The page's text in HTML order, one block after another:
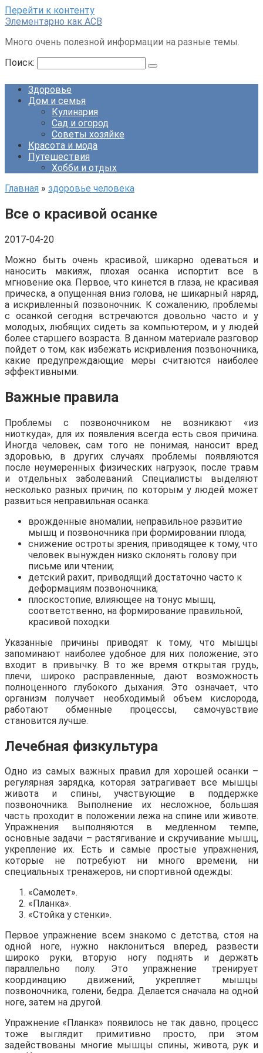
Перейти к контенту
Элементарно как ACB
Много очень полезной информации на разные темы.
Поиск:
Здоровье
Дом и семья
Кулинария
Сад и огород
Советы хозяйке
Красота и мода
Путешествия
Хобби и отдых
Главная » здоровье человека
Все о красивой осанке
2017-04-20
Можно быть очень красивой, шикарно одеваться и
наносить макияж, плохая осанка испортит все в
мгновение ока. Первое, что кинется в глаза, не красивая
прическа, а опущенная вниз голова, не шикарный наряд,
а искривленный позвоночник. К сожалению, проблемы
с осанкой сегодня встречаются довольно часто и у
молодых, любящих сидеть за компьютером, и у людей
более старшего возраста. В данном материале разговор
пойдет о том, как избежать искривления позвоночника,
какие предупреждающие меры считаются наиболее
эффективными.
Важные правила
Проблемы с позвоночником не возникают «из
ниоткуда», для их появления всегда есть своя причина.
Иногда человек, сам того не понимая, наносит вред
здоровью, в других случаях проблемы появляются
после неумеренных физических нагрузок, после травм
и отдельных заболеваний. Специалисты выделяют
несколько разных причин, по которым у людей может
развиться неправильная осанка:
врожденные аномалии, неправильное развитие
мышц и позвоночника при формировании плода;
снижение остроты зрения, приводящее к тому, что
человек вынужден низко склонять голову при
письме или чтении;
детский рахит, приводящий достаточно часто к
деформациям позвоночника;
плоскостопие, влияющее на тонус мышц,
соответственно, на формирование правильной,
красивой походки.
Указанные причины приводят к тому, что мышцы
запоминают наиболее удобное для них положение, это
входит в привычку. В то же время открытая грудь,
плечи, широко расправленные, дают возможность
полноценного глубокого дыхания. Это означает, что
организм получает необходимый объем кислорода,
работают обменные процессы, самочувствие
становится лучше.
Лечебная физкультура
Одно из самых важных правил для хорошей осанки –
регулярная зарядка, которая затрагивает все мышцы
живота и спины, участвующие в поддержке
позвоночника. Выполнение их несложное, большая
часть проходит в положении лежа на спине или животе.
Упражнения выполняются в медленном темпе,
основные задачи – растягивание и скручивание мышц,
укрепление их. Есть и самые простые упражнения,
которые не потребуют ни много времени, ни
специальных тренажеров, ни спортивной одежды:
«Самолет».
«Планка».
«Стойка у стенки».
Первое упражнение всем знакомо с детства, стоя на
одной ноге, нужно наклониться вперед, развести
широко руки, вторую ногу поднять и держать
параллельно полу. Это упражнение тренирует
координацию движений, укрепляет мышцы
позвоночника, голени, бедра. Делается сначала на одной
ноге, затем на другой.
Упражнение «Планка» появилось не так давно, процесс
тоже выглядит примитивно просто, при этом
задействованы многие мышцы спины, живота, рук и